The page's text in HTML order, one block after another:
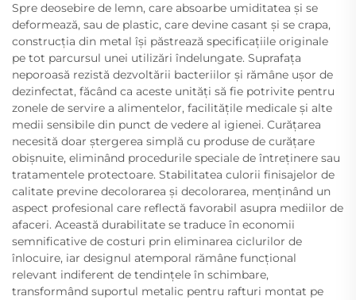
Spre deosebire de lemn, care absoarbe umiditatea și se
deformează, sau de plastic, care devine casant și se crapa,
construcția din metal își păstrează specificațiile originale
pe tot parcursul unei utilizări îndelungate. Suprafața
neporoasă rezistă dezvoltării bacteriilor și rămâne ușor de
dezinfectat, făcând ca aceste unități să fie potrivite pentru
zonele de servire a alimentelor, facilitățile medicale și alte
medii sensibile din punct de vedere al igienei. Curățarea
necesită doar ștergerea simplă cu produse de curățare
obișnuite, eliminând procedurile speciale de întreținere sau
tratamentele protectoare. Stabilitatea culorii finisajelor de
calitate previne decolorarea și decolorarea, menținând un
aspect profesional care reflectă favorabil asupra mediilor de
afaceri. Această durabilitate se traduce în economii
semnificative de costuri prin eliminarea ciclurilor de
înlocuire, iar designul atemporal rămâne funcțional
relevant indiferent de tendințele în schimbare,
transformând suportul metalic pentru rafturi montat pe